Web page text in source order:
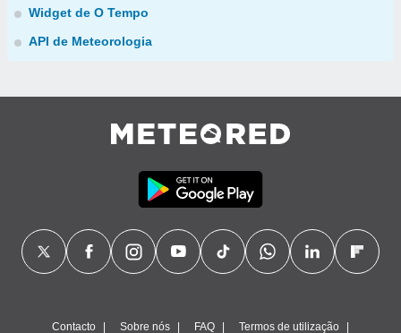
Widget de O Tempo
API de Meteorologia
Contacto Sobre nós FAQ Termos de utilização